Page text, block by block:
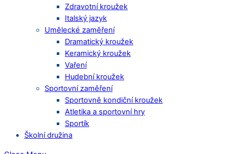
Zdravotní kroužek
Italský jazyk
Umělecké zaměření
Dramatický kroužek
Keramický kroužek
Vaření
Hudební kroužek
Sportovní zaměření
Sportovně kondiční kroužek
Atletika a sportovní hry
Sportík
Školní družina